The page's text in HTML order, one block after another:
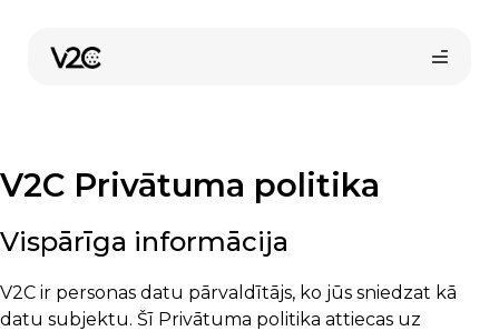
content
Pirkt tiešsaistē
V2C Privātuma politika
Vispārīga informācija
V2C ir personas datu pārvaldītājs, ko jūs sniedzat kā
datu subjektu. Šī Privātuma politika attiecas uz